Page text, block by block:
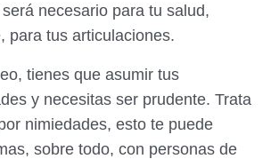
necesario para tu salud,
para tus articulaciones.
tienes que asumir tus
y necesitas ser prudente. Trata
nimiedades, esto te puede
sobre todo, con personas de